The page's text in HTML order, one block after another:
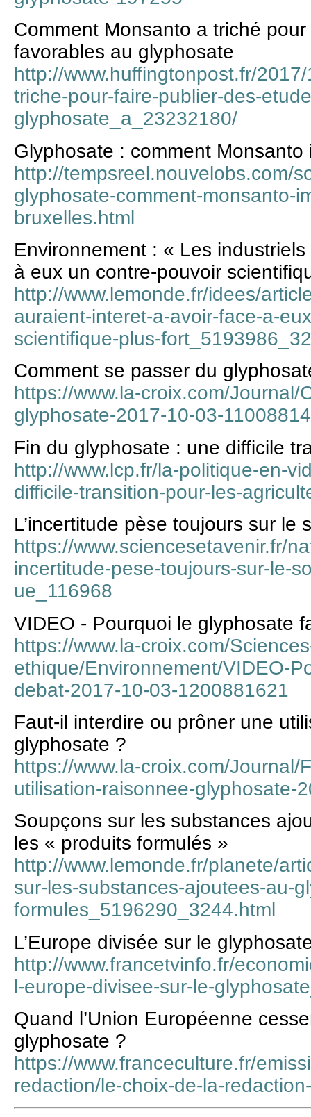
Comment Monsanto a triché
favorables au glyphosate
http://www.huffingtonpost.fr/
triche-pour-faire-publier-des-
glyphosate_a_23232180/
Glyphosate : comment
http://tempsreel.nouvelobs.com/
glyphosate-comment-monsanto-
bruxelles.html
Environnement : « Les
à eux un contre-pouvoir
http://www.lemonde.fr/idees/
auraient-interet-a-avoir-face-a-
scientifique-plus-
Comment se passer du
https://www.la-croix.com/Journal/
glyphosate-2017-10-03-
Fin du glyphosate : une difficile
http://www.lcp.fr/la-politique-en-
difficile-transition-pour-les-
L’incertitude pèse toujours sur le
https://www.sciencesetavenir.fr/
incertitude-pese-toujours-sur-le-
ue_116968
VIDEO - Pourquoi le glyphosate
https://www.la-croix.com/
ethique/Environnement/VIDEO-
debat-2017-10-03-1200881621
Faut-il interdire ou prôner une
glyphosate ?
https://www.la-croix.com/Journal/
utilisation-raisonnee-glyphosate-
Soupçons sur les substances
les « produits formulés »
http://www.lemonde.fr/planete/
sur-les-substances-ajoutees-au-
formules_5196290_3244.html
L’Europe divisée sur le
http://www.francetvinfo.fr/
l-europe-divisee-sur-le-
Quand l’Union Européenne
glyphosate ?
https://www.franceculture.fr/
redaction/le-choix-de-la-